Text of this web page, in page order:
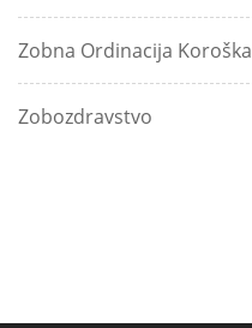
Zobna Ordinacija Koroška
Zobozdravstvo